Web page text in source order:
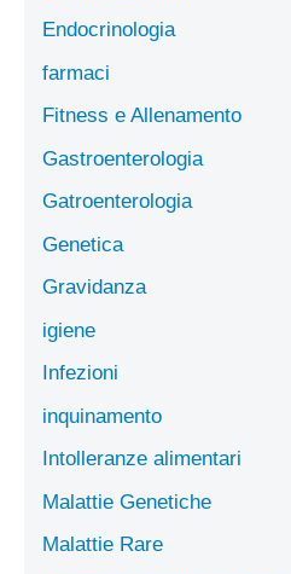
Endocrinologia
farmaci
Fitness e Allenamento
Gastroenterologia
Gatroenterologia
Genetica
Gravidanza
igiene
Infezioni
inquinamento
Intolleranze alimentari
Malattie Genetiche
Malattie Rare